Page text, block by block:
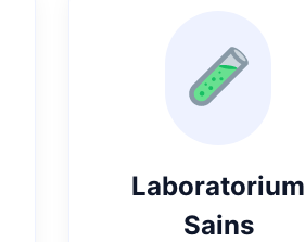
Laboratorium
Sains